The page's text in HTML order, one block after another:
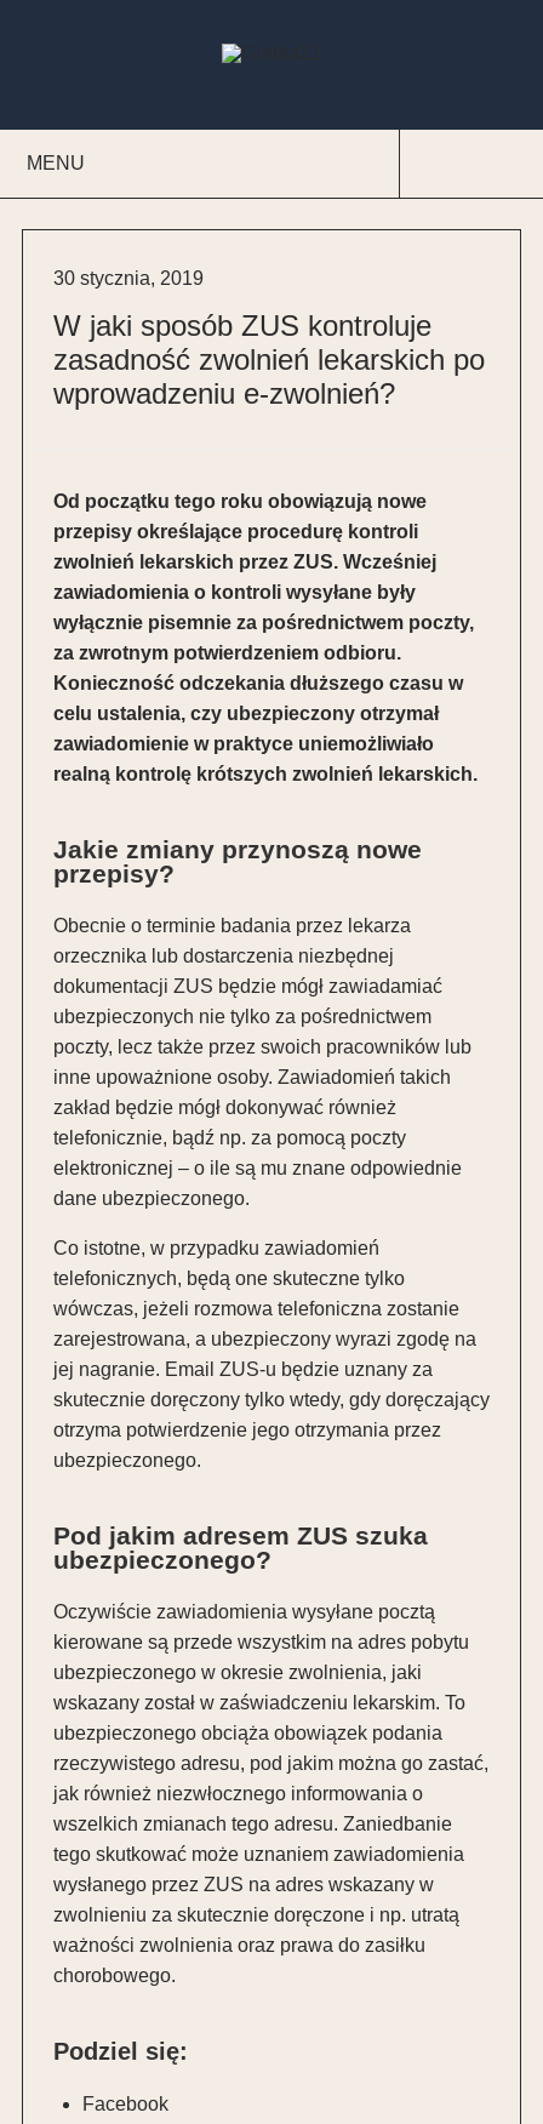
MENU
30 stycznia, 2019
W jaki sposób ZUS kontroluje
zasadność zwolnień lekarskich po
wprowadzeniu e-zwolnień?
Od początku tego roku obowiązują nowe
przepisy określające procedurę kontroli
zwolnień lekarskich przez ZUS. Wcześniej
zawiadomienia o kontroli wysyłane były
wyłącznie pisemnie za pośrednictwem poczty,
za zwrotnym potwierdzeniem odbioru.
Konieczność odczekania dłuższego czasu w
celu ustalenia, czy ubezpieczony otrzymał
zawiadomienie w praktyce uniemożliwiało
realną kontrolę krótszych zwolnień lekarskich.
Jakie zmiany przynoszą nowe
przepisy?
Obecnie o terminie badania przez lekarza
orzecznika lub dostarczenia niezbędnej
dokumentacji ZUS będzie mógł zawiadamiać
ubezpieczonych nie tylko za pośrednictwem
poczty, lecz także przez swoich pracowników lub
inne upoważnione osoby. Zawiadomień takich
zakład będzie mógł dokonywać również
telefonicznie, bądź np. za pomocą poczty
elektronicznej – o ile są mu znane odpowiednie
dane ubezpieczonego.
Co istotne, w przypadku zawiadomień
telefonicznych, będą one skuteczne tylko
wówczas, jeżeli rozmowa telefoniczna zostanie
zarejestrowana, a ubezpieczony wyrazi zgodę na
jej nagranie. Email ZUS-u będzie uznany za
skutecznie doręczony tylko wtedy, gdy doręczający
otrzyma potwierdzenie jego otrzymania przez
ubezpieczonego.
Pod jakim adresem ZUS szuka
ubezpieczonego?
Oczywiście zawiadomienia wysyłane pocztą
kierowane są przede wszystkim na adres pobytu
ubezpieczonego w okresie zwolnienia, jaki
wskazany został w zaświadczeniu lekarskim. To
ubezpieczonego obciąża obowiązek podania
rzeczywistego adresu, pod jakim można go zastać,
jak również niezwłocznego informowania o
wszelkich zmianach tego adresu. Zaniedbanie
tego skutkować może uznaniem zawiadomienia
wysłanego przez ZUS na adres wskazany w
zwolnieniu za skutecznie doręczone i np. utratą
ważności zwolnienia oraz prawa do zasiłku
chorobowego.
Podziel się:
Facebook